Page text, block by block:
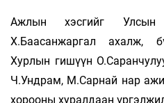
Ажлын хэсгийг
Х.Баасанжаргал ахалж,
Хурлын гишүүн
Ч.Ундрам, М.Сарнай нар
хорооны хуралдаан